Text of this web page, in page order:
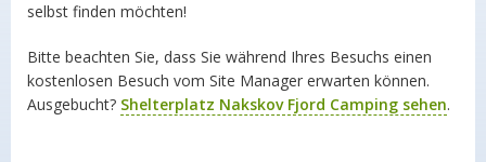
selbst finden möchten!
Bitte beachten Sie, dass Sie während Ihres Besuchs einen
kostenlosen Besuch vom Site Manager erwarten können.
Ausgebucht? Shelterplatz Nakskov Fjord Camping sehen.